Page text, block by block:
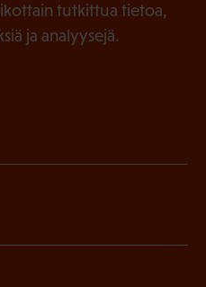
tutkittua tietoa,
ja analyysejä.